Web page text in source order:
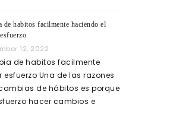
de habitos facilmente haciendo el
12, 2022
de habitos facilmente
Una de las razones
de hábitos es porque
hacer cambios e